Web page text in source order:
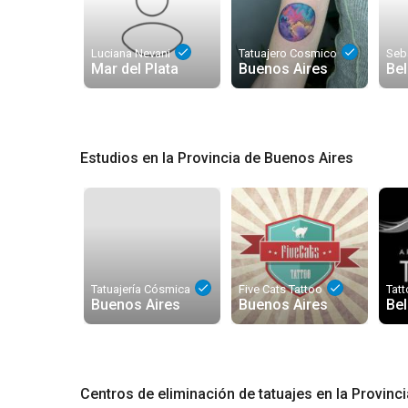
Luciana Nevani done
Mar del Plata
Tatuajero Cosmico done
Buenos Aires
Estudios en la Provincia de Buenos Aires
Tatuajería Cósmica done
Buenos Aires
Five Cats Tattoo done
Buenos Aires
Centros de eliminación de tatuajes en la